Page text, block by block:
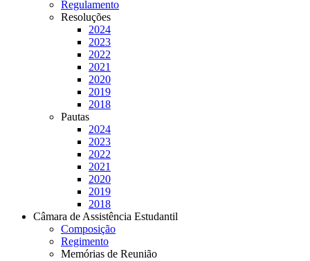
Regulamento
Resoluções
2024
2023
2022
2021
2020
2019
2018
Pautas
2024
2023
2022
2021
2020
2019
2018
Câmara de Assistência Estudantil
Composição
Regimento
Memórias de Reunião